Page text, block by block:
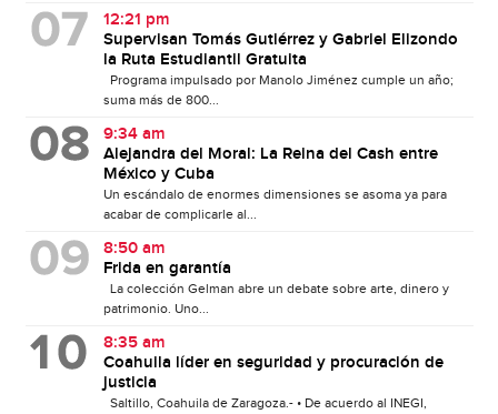
12:21 pm
Supervisan Tomás Gutiérrez y Gabriel Elizondo
la Ruta Estudiantil Gratuita
Programa impulsado por Manolo Jiménez cumple un año;
suma más de 800...
9:34 am
Alejandra del Moral: La Reina del Cash entre
México y Cuba
Un escándalo de enormes dimensiones se asoma ya para
acabar de complicarle al...
8:50 am
Frida en garantía
La colección Gelman abre un debate sobre arte, dinero y
patrimonio. Uno...
8:35 am
Coahuila líder en seguridad y procuración de
justicia
Saltillo, Coahuila de Zaragoza.- • De acuerdo al INEGI,